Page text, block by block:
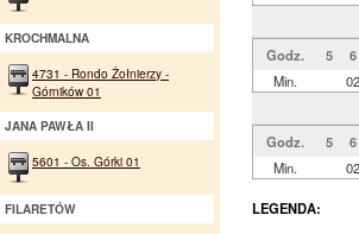
Godz.
5 6
Min.
02
Godz.
5 6
Min.
02
LEGENDA:
KROCHMALNA
4731 - Rondo Żołnierzy -
Górników 01
JANA PAWŁA II
5601 - Os. Górki 01
FILARETÓW